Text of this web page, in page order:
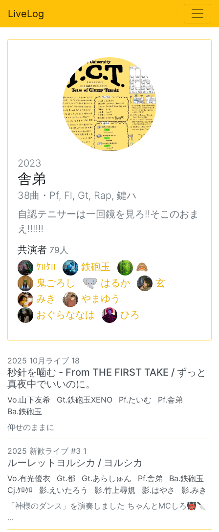
LiveLog
2023
舎弟
38曲・Pf, Fl, Gt, Rap, 鍵ハ
自認テニサーは一回鏡を見ろ‼️そこのおま
え‼️‼️‼️
共演者 79人
ｹﾛｹﾛ 鉄砲玉
🙈
鬼ごろし
はるか
玄
みき
やまゆう
おぐらななは
ひろ
2025 10月ライブ 18
秒針を噛む - From THE FIRST TAKE / ずっと
真夜中でいいのに。
Vo.山下友希 Gt.鉄砲玉XENO Pf.たいむ
Pf.舎弟
Ba.鉄砲玉
仰せのままに
2025 新歓ライブ #3 1
ルーレットヨルシカ / ヨルシカ
Vo.有光優衣 Gt.都 Gt.あらしゅん Pf.舎弟
Ba.鉄砲玉
Cj.ｹﾛｹﾛ
影.えいたろう 影.竹上尋規 影.はやさ
影.みき
「神様のダンス」を演奏しました ちゃんとMCしろ👹🔪
...